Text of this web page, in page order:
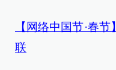
【网络中国节·春
联